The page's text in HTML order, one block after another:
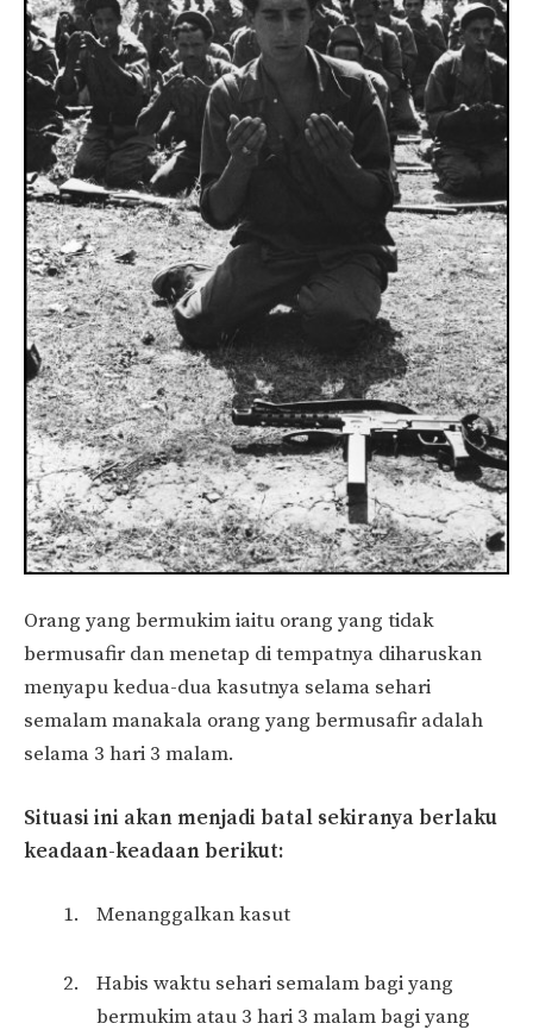
Orang yang bermukim iaitu orang yang tidak
bermusafir dan menetap di tempatnya diharuskan
menyapu kedua-dua kasutnya selama sehari
semalam manakala orang yang bermusafir adalah
selama 3 hari 3 malam.
Situasi ini akan menjadi batal sekiranya berlaku
keadaan-keadaan berikut:
Menanggalkan kasut
Habis waktu sehari semalam bagi yang
bermukim atau 3 hari 3 malam bagi yang